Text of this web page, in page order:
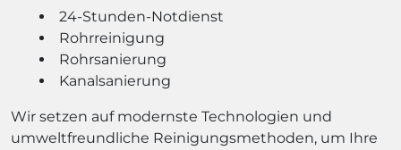
24-Stunden-Notdienst
Rohrreinigung
Rohrsanierung
Kanalsanierung
Wir setzen auf modernste Technologien und
umweltfreundliche Reinigungsmethoden, um Ihre